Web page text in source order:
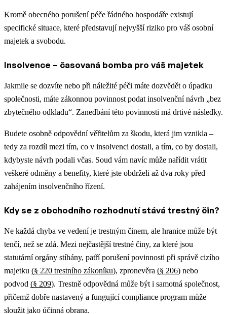
Kromě obecného porušení péče řádného hospodáře existují
specifické situace, které představují nejvyšší riziko pro váš osobní
majetek a svobodu.
Insolvence – časovaná bomba pro váš majetek
Jakmile se dozvíte nebo při náležité péči máte dozvědět o úpadku
společnosti, máte zákonnou povinnost podat insolvenční návrh „bez
zbytečného odkladu“. Zanedbání této povinnosti má drtivé následky.
Budete osobně odpovědní věřitelům za škodu, která jim vznikla –
tedy za rozdíl mezi tím, co v insolvenci dostali, a tím, co by dostali,
kdybyste návrh podali včas. Soud vám navíc může nařídit vrátit
veškeré odměny a benefity, které jste obdrželi až dva roky před
zahájením insolvenčního řízení.
Kdy se z obchodního rozhodnutí stává trestný čin?
Ne každá chyba ve vedení je trestným činem, ale hranice může být
tenčí, než se zdá. Mezi nejčastější trestné činy, za které jsou
statutární orgány stíhány, patří porušení povinnosti při správě cizího
majetku (§ 220 trestního zákoníku), zpronevěra (§ 206) nebo
podvod (§ 209). Trestně odpovědná může být i samotná společnost,
přičemž dobře nastavený a fungující compliance program může
sloužit jako účinná obrana.